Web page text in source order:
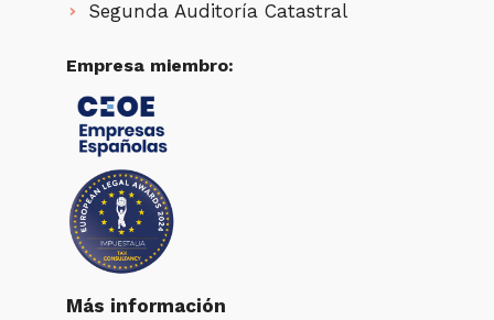
Segunda Auditoría Catastral
Empresa miembro:
Más información